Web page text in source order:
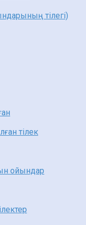
тілегі)
тілек
ойындар